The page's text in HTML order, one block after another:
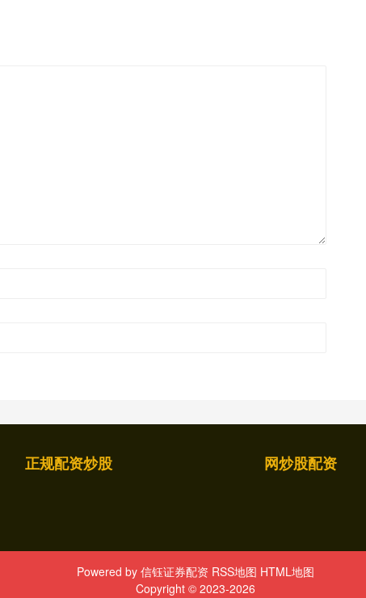
正规配资炒股 网炒股配资
Powered by 信钰证券配资 RSS地图 HTML地图
Copyright © 2023-2026